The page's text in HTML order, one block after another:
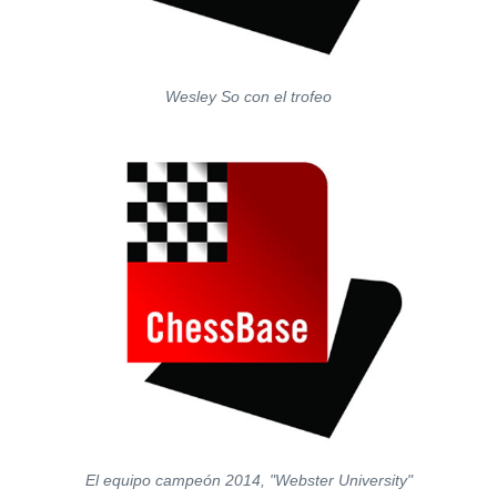
Wesley So con el trofeo
El equipo campeón 2014, "Webster University"